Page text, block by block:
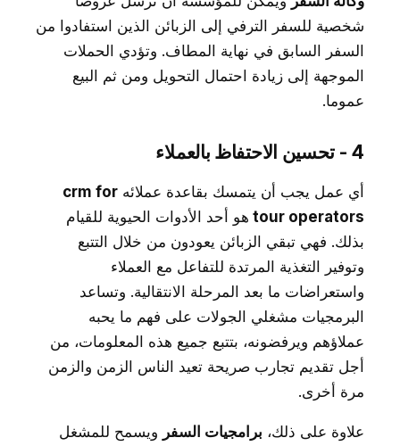
شخصية للسفر الترفي إلى الزبائن الذين استفادوا من
السفر السابق في نهاية المطاف. وتؤدي الحملات
الموجهة إلى زيادة احتمال التحويل ومن ثم البيع
عموما.
4 - تحسين الاحتفاظ بالعملاء
أي عمل يجب أن يتمسك بقاعدة عملائه crm for
tour operators هو أحد الأدوات الحيوية للقيام
بذلك. فهي تبقي الزبائن يعودون من خلال التتبع
وتوفير التغذية المرتدة للتفاعل مع العملاء
واستعراضات ما بعد المرحلة الانتقالية. وتساعد
البرمجيات مشغلي الجولات على فهم ما يحبه
عملاؤهم ويرفضونه، بتتبع جميع هذه المعلومات، من
أجل تقديم تجارب صريحة تعيد الناس الزمن والزمن
مرة أخرى.
علاوة على ذلك، برامجيات السفر ويسمح للمشغل